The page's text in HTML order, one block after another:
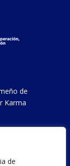
de
de
Karma